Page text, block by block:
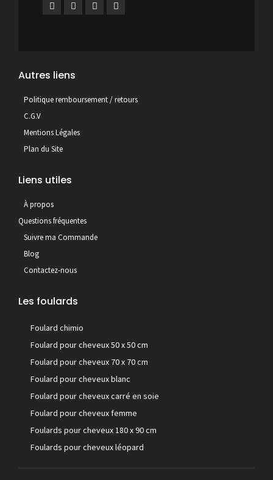
Autres liens
Politique remboursement / retours
C.G.V
Mentions Légales
Plan du Site
Liens utiles
À propos
Questions fréquentes
Suivre ma Commande
Blog
Contactez-nous
Les foulards
Foulard chimio
Foulard pour cheveux 50 x 50 cm
Foulard pour cheveux 70 x 70 cm
Foulard pour cheveux blanc
Foulard pour cheveux carré en soie
Foulard pour cheveux femme
Foulards pour cheveux 180 x 90 cm
Foulards pour cheveux léopard